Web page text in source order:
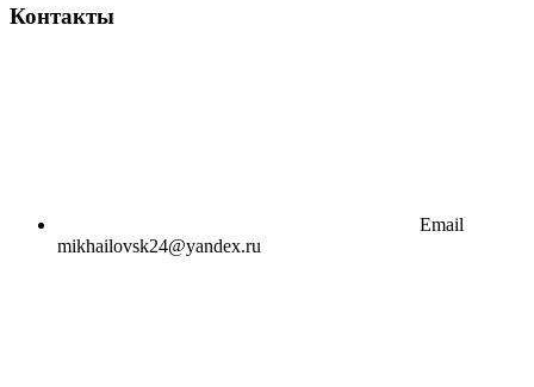
Контакты
Email
mikhailovsk24@yandex.ru